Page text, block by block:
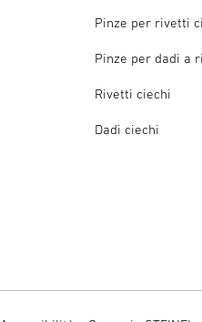
Pinze per rivetti
Pinze per dadi a
Rivetti ciechi
Dadi ciechi